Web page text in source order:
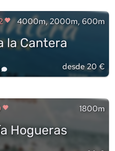
4000m, 2000m, 600m
la Cantera
desde 20 €
1800m
Hogueras